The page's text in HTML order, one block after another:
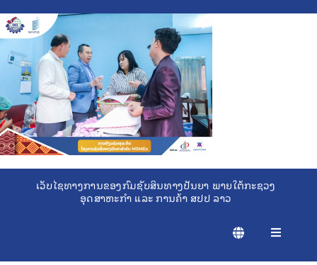
Skip
to
content
ເວັບໄຊທາງການຂອງກົມຊັບສິນທາງປັນຍາ ພາຍໃຕ້ກະຊວງ
ອຸດສາຫະກຳ ແລະ ການຄ້າ ສປປ ລາວ